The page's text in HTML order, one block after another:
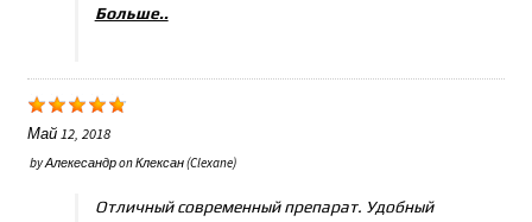
Больше..
Май 12, 2018
byАлекесандрonКлексан (Clexane)
Отличный современный препарат. Удобный